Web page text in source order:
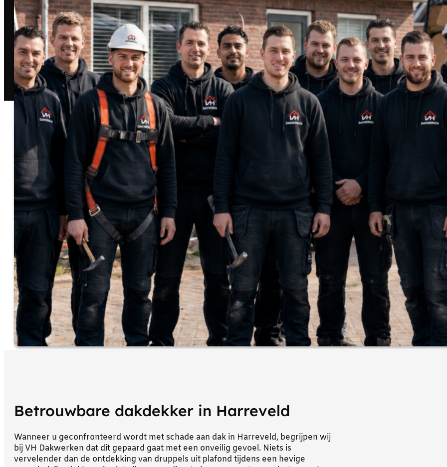
Betrouwbare dakdekker in Harreveld
Wanneer u geconfronteerd wordt met schade aan dak in Harreveld, begrijpen wij
bij VH Dakwerken dat dit gepaard gaat met een onveilig gevoel. Niets is
vervelender dan de ontdekking van druppels uit plafond tijdens een hevige